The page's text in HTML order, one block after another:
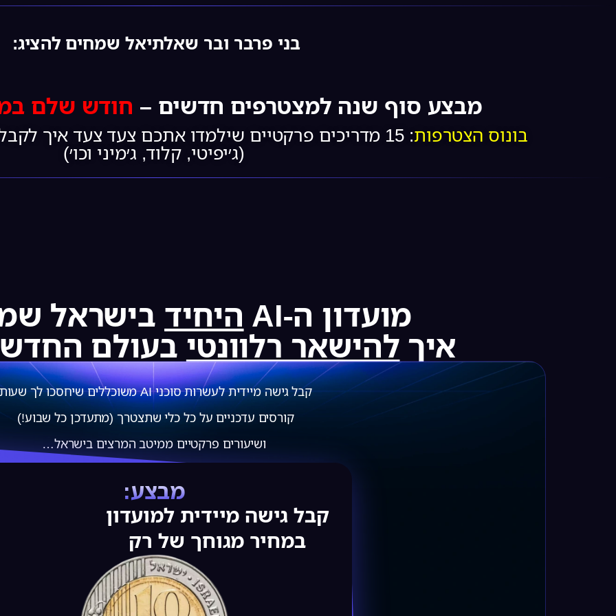
בני פרבר ובר שאלתיאל שמחים להציג:
מבצע סוף שנה למצטרפים חדשים – חודש שלם
בונוס הצטרפות
(ג׳יפיטי, קלוד, ג׳מיני וכו׳)
מועדון ה-AI היחיד בישראל
איך להישאר רלוונטיבעולם החדש גם
קבל גישה מיידית לעשרות סוכני AI משוכללים שיחסכו לך שעות,
קורסים עדכניים על כל כלי שתצטרך (מתעדכן כל שבוע!)
ושיעורים פרקטיים ממיטב המרצים בישראל…
מבצע:
קבל גישה מיידית למועדון
במחיר מגוחך של רק